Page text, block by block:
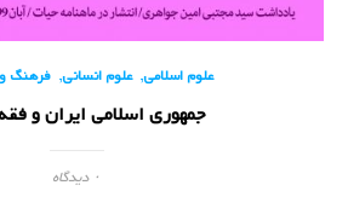
علوم اسلامی,علوم انسانی,فرهنگ
جمهوری اسلامی ایران و
۰ دیدگاه